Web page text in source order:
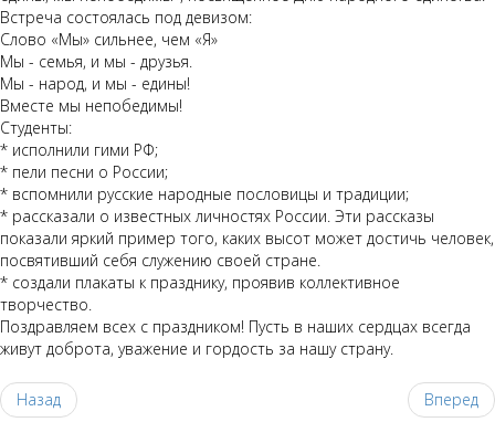
Встреча состоялась под девизом:
Слово «Мы» сильнее, чем «Я»
Мы - семья, и мы - друзья.
Мы - народ, и мы - едины!
Вместе мы непобедимы!
Студенты:
* исполнили гими РФ;
* пели песни о России;
* вспомнили русские народные пословицы и традиции;
* рассказали о известных личностях России. Эти рассказы
показали яркий пример того, каких высот может достичь человек,
посвятивший себя служению своей стране.
* создали плакаты к празднику, проявив коллективное
творчество.
Поздравляем всех с праздником! Пусть в наших сердцах всегда
живут доброта, уважение и гордость за нашу страну.
Назад Вперед